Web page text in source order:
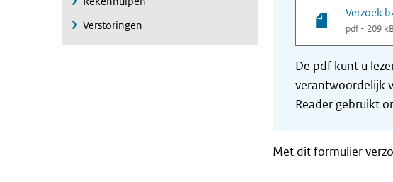
Verstoringen
Verzoek
pdf - 209 kB
De pdf kunt u
verantwoordelijk
Reader gebruikt
Met dit formulier